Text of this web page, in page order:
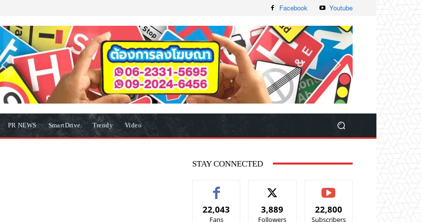
Facebook Youtube
PR NEWS SmartDrive Trendy Video
STAY CONNECTED
22,043
Fans
3,889
Followers
22,800
Subscribers